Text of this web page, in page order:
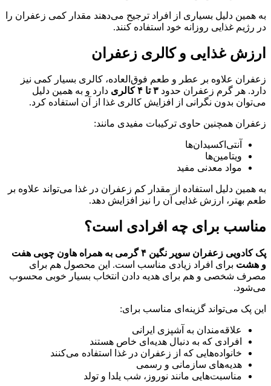
به همین دلیل بسیاری از افراد ترجیح می‌دهند مقدار کمی زعفران را
در رژیم غذایی روزانه خود استفاده کنند.
ارزش غذایی و کالری زعفران
زعفران علاوه بر عطر و طعم فوق‌العاده، کالری بسیار کمی نیز
دارد. هر گرم زعفران حدود ۳ تا ۴ کالری
دارد و به همین دلیل
می‌توان بدون نگرانی از افزایش کالری غذا از آن استفاده کرد.
زعفران همچنین حاوی ترکیبات مفیدی مانند:
آنتی‌اکسیدان‌ها
ویتامین‌ها
مواد معدنی مفید
به همین دلیل استفاده از مقدار کم زعفران در غذا می‌تواند علاوه بر
طعم بهتر، ارزش غذایی آن را نیز افزایش دهد.
مناسب برای چه افرادی است؟
پک کادویی زعفران سوپر نگین ۴ گرمی به همراه هاون چوبی هفت
و هشت برای افراد زیادی مناسب است. این محصول هم برای
مصرف شخصی و هم برای هدیه دادن انتخاب بسیار خوبی محسوب
می‌شود.
این پک می‌تواند گزینه‌ای مناسب برای:
علاقه‌مندان به آشپزی ایرانی
افرادی که به دنبال هدیه‌ای خاص هستند
خانواده‌هایی که از زعفران در غذا استفاده می‌کنند
هدیه‌های سازمانی و رسمی
مناسبت‌هایی مانند نوروز، شب یلدا و تولد